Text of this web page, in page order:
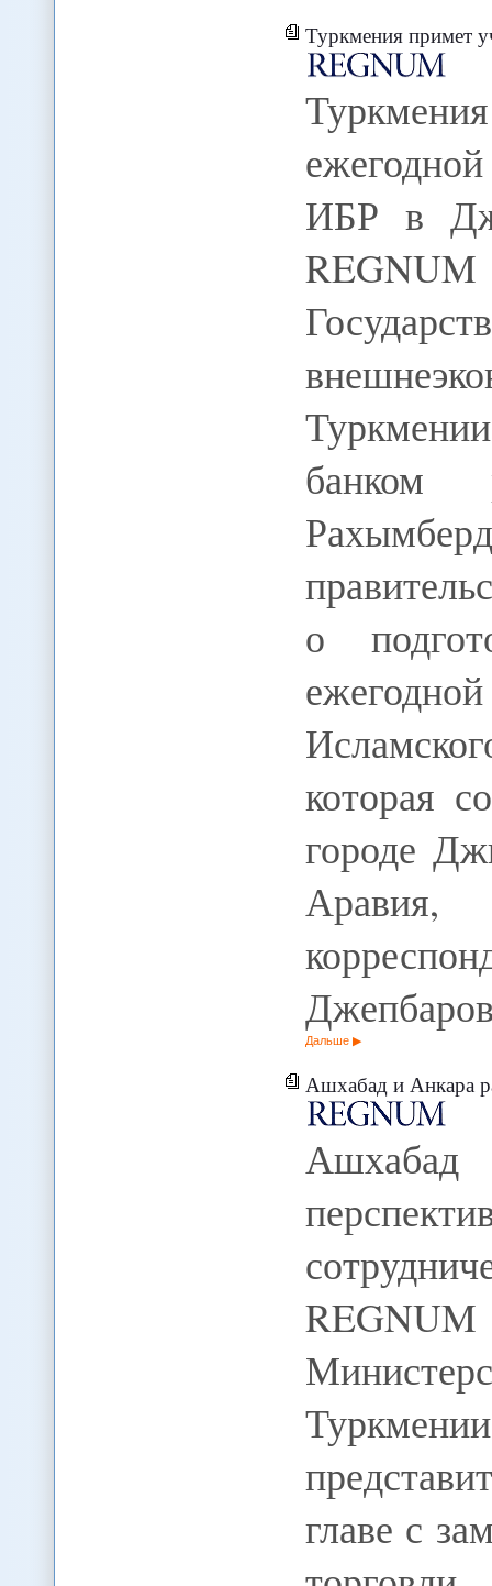
Туркмения примет участие
ИБР в
банком
о
которая
городе
Дальше
Ашхабад и Анкара
главе с